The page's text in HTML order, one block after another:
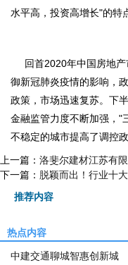
水平高，投资高增长"的特
回首2020年中国房地
御新冠肺炎疫情的影响，
政策，市场迅速复苏。下
金融监管力度不断加强，"
不稳定的城市提高了调控
上一篇： 洛斐尔建材江苏有
下一篇： 脱颖而出！行业十
推荐内容
热点内容
中建交通聊城智惠创新城